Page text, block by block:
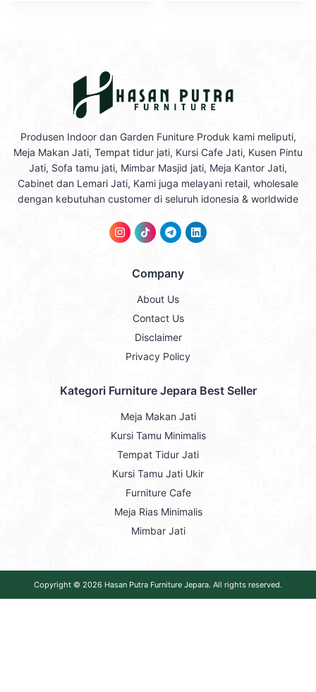
Produsen Indoor dan Garden Funiture Produk kami meliputi,
Meja Makan Jati, Tempat tidur jati, Kursi Cafe Jati, Kusen Pintu
Jati, Sofa tamu jati, Mimbar Masjid jati, Meja Kantor Jati,
Cabinet dan Lemari Jati, Kami juga melayani retail, wholesale
dengan kebutuhan customer di seluruh idonesia & worldwide
Company
About Us
Contact Us
Disclaimer
Privacy Policy
Kategori Furniture Jepara Best Seller
Meja Makan Jati
Kursi Tamu Minimalis
Tempat Tidur Jati
Kursi Tamu Jati Ukir
Furniture Cafe
Meja Rias Minimalis
Mimbar Jati
Copyright © 2026 Hasan Putra Furniture Jepara. All rights reserved.